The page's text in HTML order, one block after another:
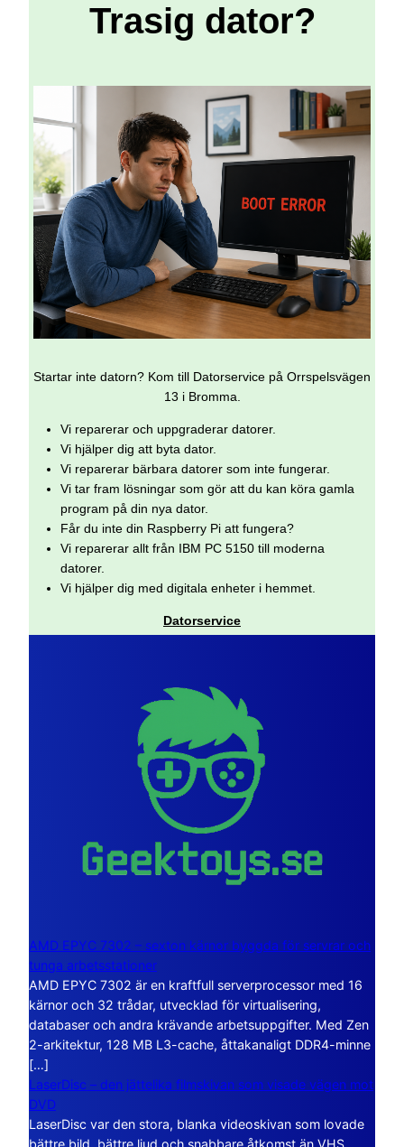
Trasig dator?
Startar inte datorn? Kom till Datorservice på Orrspelsvägen
13 i Bromma.
Vi reparerar och uppgraderar datorer.
Vi hjälper dig att byta dator.
Vi reparerar bärbara datorer som inte fungerar.
Vi tar fram lösningar som gör att du kan köra gamla
program på din nya dator.
Får du inte din Raspberry Pi att fungera?
Vi reparerar allt från IBM PC 5150 till moderna
datorer.
Vi hjälper dig med digitala enheter i hemmet.
Datorservice
AMD EPYC 7302 – sexton kärnor byggda för servrar och
tunga arbetsstationer
AMD EPYC 7302 är en kraftfull serverprocessor med 16
kärnor och 32 trådar, utvecklad för virtualisering,
databaser och andra krävande arbetsuppgifter. Med Zen
2-arkitektur, 128 MB L3-cache, åttakanaligt DDR4-minne
[…]
LaserDisc – den jättelika filmskivan som visade vägen mot
DVD
LaserDisc var den stora, blanka videoskivan som lovade
bättre bild, bättre ljud och snabbare åtkomst än VHS.